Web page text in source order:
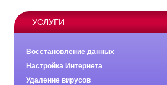
УСЛУГИ
Восстановление данных
Настройка Интернета
Удаление вирусов